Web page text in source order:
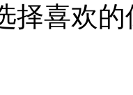
择喜欢